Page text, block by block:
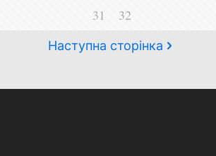
31
32
Наступна сторінка